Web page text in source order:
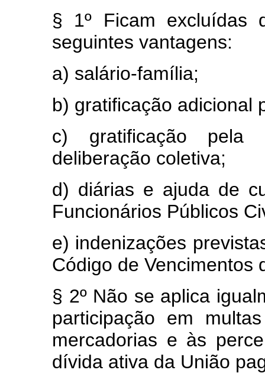
§ 1º Ficam excluídas
seguintes vantagens:
a) salário-família;
b) gratificação adicional
c) gratificação pela
deliberação coletiva;
d) diárias e ajuda de
Funcionários Públicos
e) indenizações
Código de Vencimentos
§ 2º Não se aplica
participação em
mercadorias e às
dívida ativa da União